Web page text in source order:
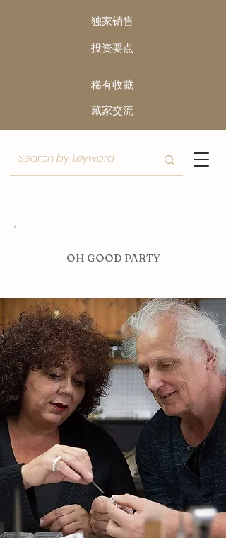
独家销售
​投资要点
稀有收藏
​藏家交流
OH GOOD PARTY